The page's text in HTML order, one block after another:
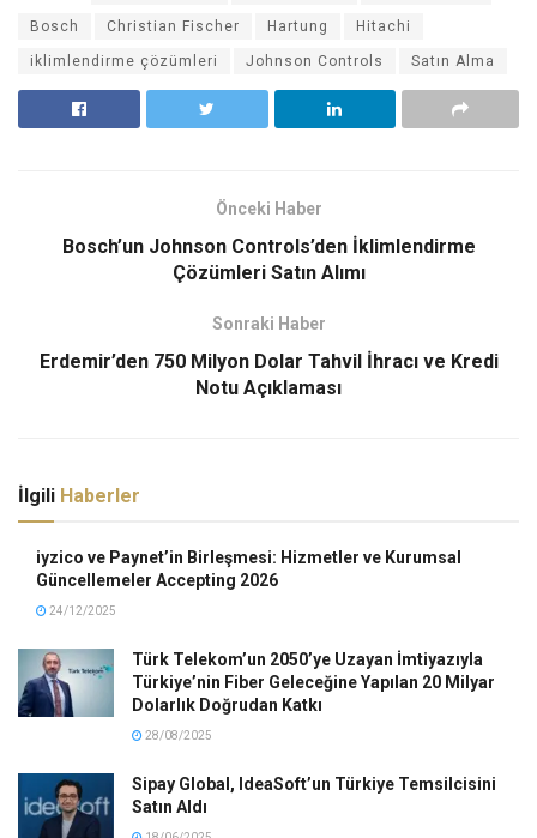
Bosch Christian Fischer Hartung Hitachi
iklimlendirme çözümleri Johnson Controls Satın Alma
Önceki Haber
Bosch’un Johnson Controls’den İklimlendirme
Çözümleri Satın Alımı
Sonraki Haber
Erdemir’den 750 Milyon Dolar Tahvil İhracı ve Kredi
Notu Açıklaması
İlgili Haberler
iyzico ve Paynet’in Birleşmesi: Hizmetler ve Kurumsal
Güncellemeler Accepting 2026
24/12/2025
Türk Telekom’un 2050’ye Uzayan İmtiyazıyla
Türkiye’nin Fiber Geleceğine Yapılan 20 Milyar
Dolarlık Doğrudan Katkı
28/08/2025
Sipay Global, IdeaSoft’un Türkiye Temsilcisini
Satın Aldı